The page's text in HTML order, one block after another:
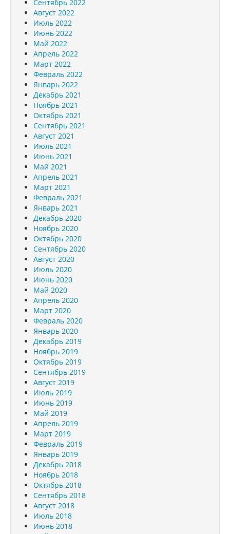
Сентябрь 2022
Август 2022
Июль 2022
Июнь 2022
Май 2022
Апрель 2022
Март 2022
Февраль 2022
Январь 2022
Декабрь 2021
Ноябрь 2021
Октябрь 2021
Сентябрь 2021
Август 2021
Июль 2021
Июнь 2021
Май 2021
Апрель 2021
Март 2021
Февраль 2021
Январь 2021
Декабрь 2020
Ноябрь 2020
Октябрь 2020
Сентябрь 2020
Август 2020
Июль 2020
Июнь 2020
Май 2020
Апрель 2020
Март 2020
Февраль 2020
Январь 2020
Декабрь 2019
Ноябрь 2019
Октябрь 2019
Сентябрь 2019
Август 2019
Июль 2019
Июнь 2019
Май 2019
Апрель 2019
Март 2019
Февраль 2019
Январь 2019
Декабрь 2018
Ноябрь 2018
Октябрь 2018
Сентябрь 2018
Август 2018
Июль 2018
Июнь 2018